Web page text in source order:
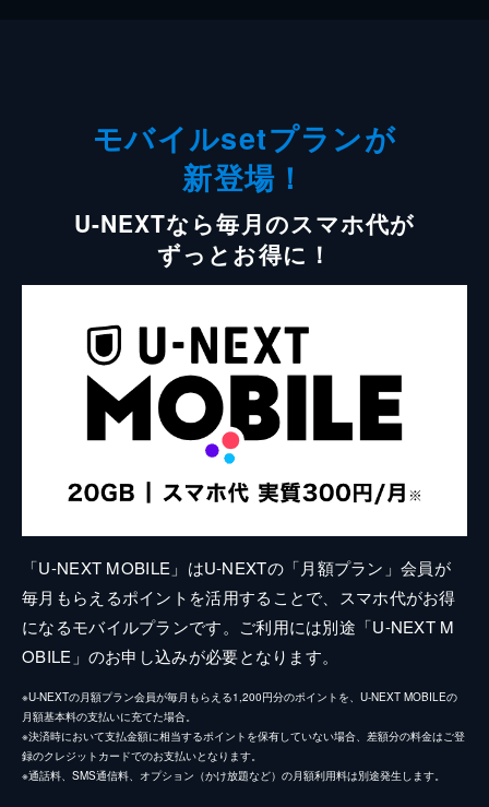
モバイルsetプランが
新登場！
U-NEXTなら毎月のスマホ代が
ずっとお得に！
「U-NEXT MOBILE」はU-NEXTの「月額プラン」会員が
毎月もらえるポイントを活用することで、スマホ代がお得
になるモバイルプランです。ご利用には別途「U-NEXT M
OBILE」のお申し込みが必要となります。
※U-NEXTの月額プラン会員が毎月もらえる1,200円分のポイントを、U-NEXT MOBILEの
月額基本料の支払いに充てた場合。
※決済時において支払金額に相当するポイントを保有していない場合、差額分の料金はご登
録のクレジットカードでのお支払いとなります。
※通話料、SMS通信料、オプション（かけ放題など）の月額利用料は別途発生します。